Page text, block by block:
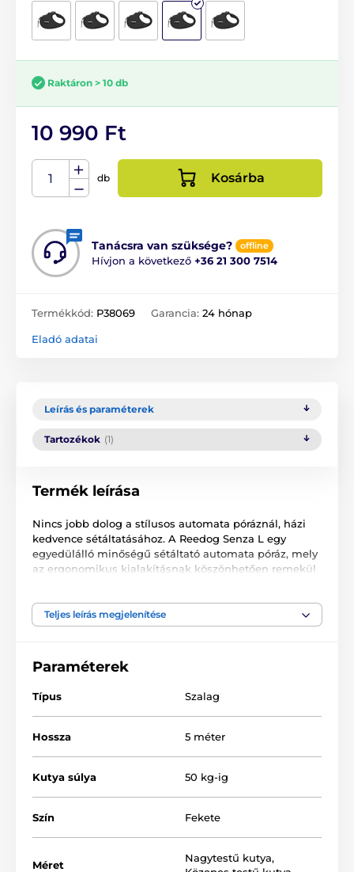
Raktáron > 10 db
10 990 Ft
db Kosárba
Tanácsra van szüksége? offline
Hívjon a következő +36 21 300 7514
Termékkód: P38069 Garancia: 24 hónap
Eladó adatai
Leírás és paraméterek
Tartozékok (1)
Termék leírása
Nincs jobb dolog a stílusos automata póráznál, házi
kedvence sétáltatásához. A Reedog Senza L egy
egyedülálló minőségű sétáltató automata póráz, mely
az ergonomikus kialakításnak köszönhetően remekül
gombnyomással 3 fékezési módot biztosíthat. A cseh
márkájú termék ideális nagytestű kutyák számára, 50
Teljes leírás megjelenítése
Paraméterek
Típus Szalag
Hossza 5 méter
Kutya súlya 50 kg-ig
Szín Fekete
Méret
Nagytestű kutya,